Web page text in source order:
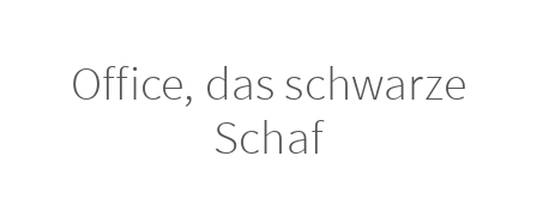
Of­fice, das schwar­ze
Schaf